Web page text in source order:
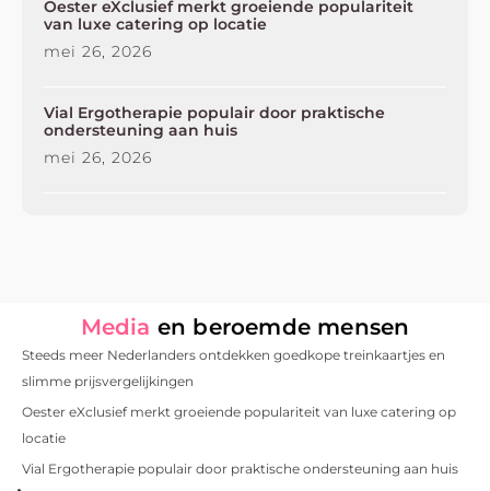
Oester eXclusief merkt groeiende populariteit
van luxe catering op locatie
mei 26, 2026
Vial Ergotherapie populair door praktische
ondersteuning aan huis
mei 26, 2026
Media en beroemde mensen
Steeds meer Nederlanders ontdekken goedkope treinkaartjes en
slimme prijsvergelijkingen
Oester eXclusief merkt groeiende populariteit van luxe catering op
locatie
Vial Ergotherapie populair door praktische ondersteuning aan huis